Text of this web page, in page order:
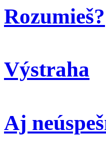
Rozumieš?
Výstraha
Aj